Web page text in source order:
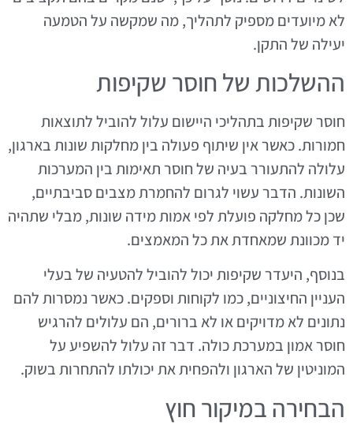
לא מיועדים מספיק לתהליך, מה שמקשה על הטמעה
יעילה של התקן.
ההשלכות של חוסר שקיפות
חוסר שקיפות בתהליכי היישום עלול להוביל לתוצאות
חמורות. כאשר אין שיתוף פעולה בין מחלקות שונות בארגון,
עלולה להתעורר בעיה של חוסר תאימות בין המערכות
השונות. הדבר עשוי לגרום להחמרת מצבים סביבתיים,
שכן כל מחלקה פועלת לפי אמות מידה שונות, מבלי שתהיה
יד מכוונת שמאחדת את כל המאמצים.
בנוסף, היעדר שקיפות יכול להוביל להטעיה של בעלי
העניין החיצוניים, כמו לקוחות וספקים. כאשר נמסרות להם
נתונים לא מדויקים או לא ברורים, הם עלולים להרגיש
חוסר אמון במערכת כולה. דבר זה עלול להשפיע על
המוניטין של הארגון ולהפחית את יכולתו להתחרות בשוק.
הבחירה במיקור חוץ